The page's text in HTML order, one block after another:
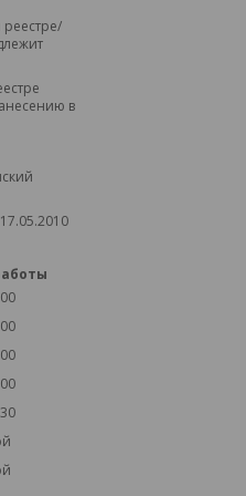
реестре/
в